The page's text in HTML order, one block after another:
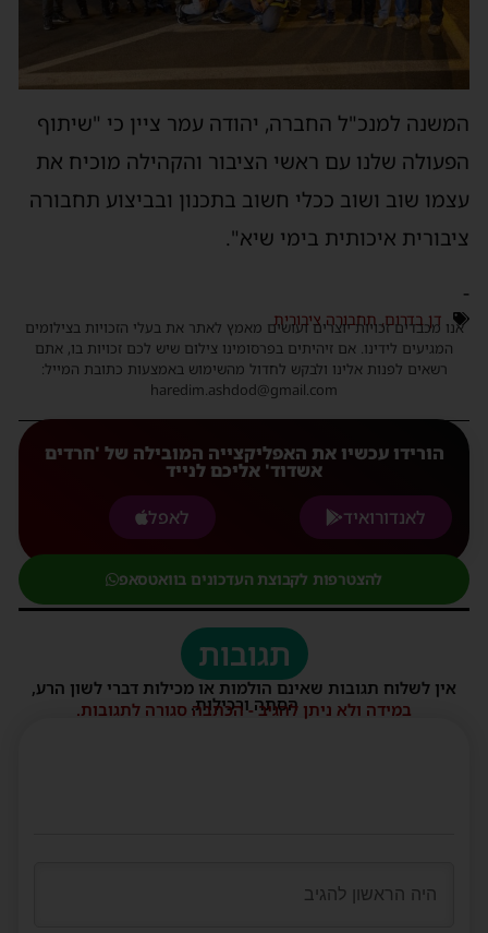
המשנה למנכ"ל החברה, יהודה עמר ציין כי "שיתוף
הפעולה שלנו עם ראשי הציבור והקהילה מוכיח את
עצמו שוב ושוב ככלי חשוב בתכנון ובביצוע תחבורה
ציבורית איכותית בימי שיא".
-
דן בדרום, תחבורה ציבורית
אנו מכבדים זכויות יוצרים ועושים מאמץ לאתר את בעלי הזכויות בצילומים
המגיעים לידינו. אם זיהיתים בפרסומינו צילום שיש לכם זכויות בו, אתם
רשאים לפנות אלינו ולבקש לחדול מהשימוש באמצעות כתובת המייל:
haredim.ashdod@gmail.com
הורידו עכשיו את האפליקצייה המובילה של 'חרדים
אשדוד' אליכם לנייד
לאנדורואיד
לאפל
להצטרפות לקבוצת העדכונים בוואטסאפ
תגובות
אין לשלוח תגובות שאינם הולמות או מכילות דברי לשון הרע,
הסתה ורכילות.
במידה ולא ניתן להגיב - הכתבה סגורה לתגובות.